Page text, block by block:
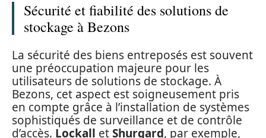
Sécurité et fiabilité des solutions de
stockage à Bezons
La sécurité des biens entreposés est souvent
une préoccupation majeure pour les
utilisateurs de solutions de stockage. À
Bezons, cet aspect est soigneusement pris
en compte grâce à l’installation de systèmes
sophistiqués de surveillance et de contrôle
d’accès. Lockall etShurgard, par exemple,